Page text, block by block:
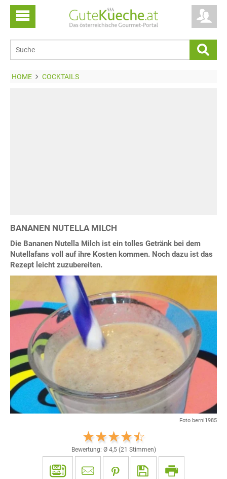
HOME COCKTAILS
BANANEN NUTELLA MILCH
Die Bananen Nutella Milch ist ein tolles Getränk bei dem
Nutellafans voll auf ihre Kosten kommen. Noch dazu ist das
Rezept leicht zuzubereiten.
Foto berni1985
Bewertung: Ø 4,5(21 Stimmen)